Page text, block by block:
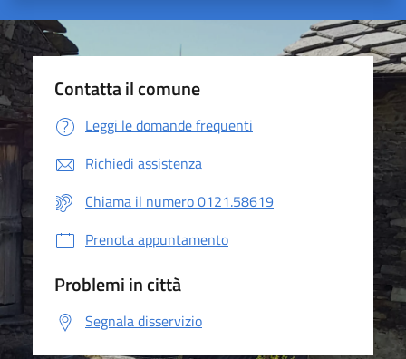
Contatta il comune
Leggi le domande frequenti
Richiedi assistenza
Chiama il numero 0121.58619
Prenota appuntamento
Problemi in città
Segnala disservizio